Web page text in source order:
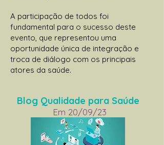
A participação de todos foi
fundamental para o sucesso deste
evento, que representou uma
oportunidade única de integração e
troca de diálogo com os principais
atores da saúde.
Blog Qualidade para Saúde
Em 20/09/23